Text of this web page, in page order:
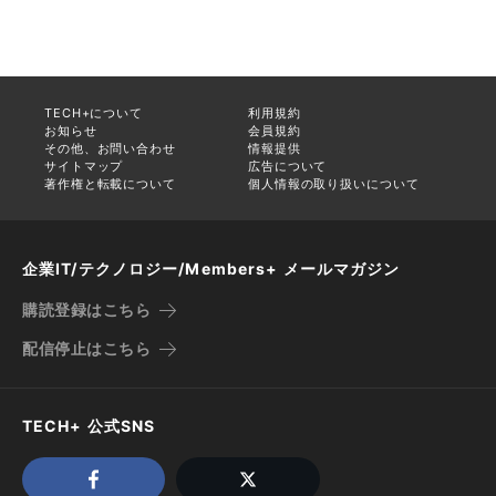
TECH+について
利用規約
お知らせ
会員規約
その他、お問い合わせ
情報提供
サイトマップ
広告について
著作権と転載について
個人情報の取り扱いについて
企業IT/テクノロジー/Members+ メールマガジン
購読登録はこちら
配信停止はこちら
TECH+ 公式SNS